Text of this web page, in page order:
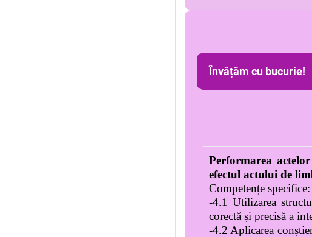
Învățăm cu bucurie!
Performarea
efectul actului de
Competențe specifice:
-4.1 Utilizarea
corectă și precisă a
-4.2 Aplicarea